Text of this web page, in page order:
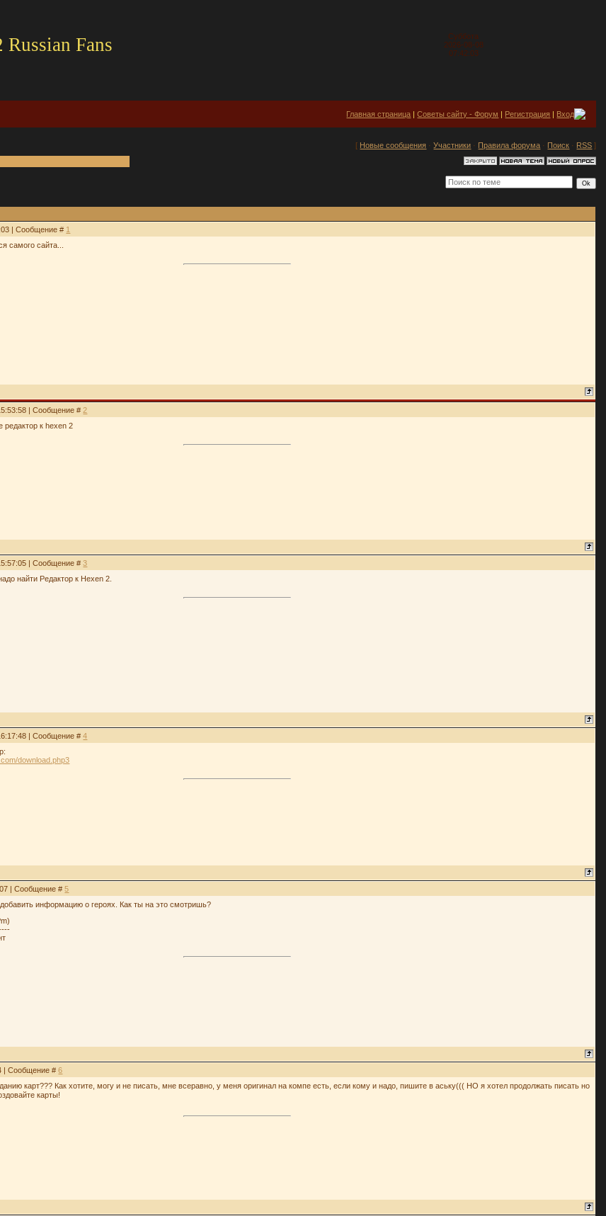
Russian Fans
Суббота
2026-08-08
07:42:03
Главная страница |Советы сайту - Форум | Регистрация | Вход
[ Новые сообщения ·Участники · Правила форума · Поиск · RSS ]
| Сообщение # 1
самого сайта...
| Сообщение #2
редактор к hexen 2
| Сообщение #3
найти Редактор к Hexen 2.
| Сообщение #4
download.php3
| Сообщение #5
добавить информацию о героях. Как ты на это смотришь?
| Сообщение #6
карт??? Как хотите, могу и не писать, мне всеравно, у меня оригинал на компе есть, если кому и надо, пишите в аську((( НО я хотел продолжать писать но
карты!